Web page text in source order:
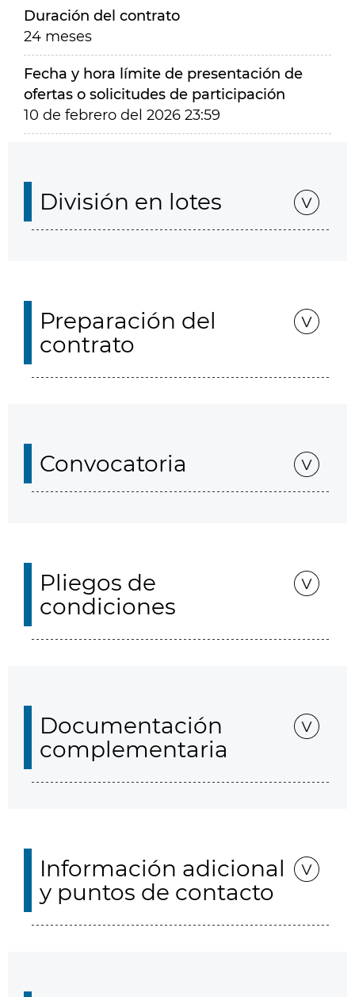
Duración del contrato
24 meses
Fecha y hora límite de presentación de
ofertas o solicitudes de participación
10 de febrero del 2026 23:59
División en lotes
Preparación del
contrato
Convocatoria
Pliegos de
condiciones
Documentación
complementaria
Información adicional
y puntos de contacto